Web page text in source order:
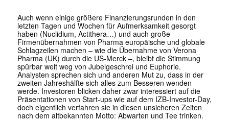
Auch wenn einige größere Finanzierungsrunden in den
letzten Tagen und Wochen für Aufmerksamkeit gesorgt
haben (Nuclidium, Actithera…) und auch große
Firmenübernahmen von Pharma europäische und globale
Schlagzeilen machen – wie die Übernahme von Verona
Pharma (UK) durch die US-Merck –, bleibt die Stimmung
spürbar weit weg von Jubelgeschrei und Euphorie.
Analysten sprechen sich und anderen Mut zu, dass in der
zweiten Jahreshälfte sich alles zum Besseren wenden
werde. Investoren blicken daher zwar interessiert auf die
Präsentationen von Start-ups wie auf dem IZB-Investor-Day,
doch eigentlich verfahren sie in diesen unsicheren Zeiten
nach dem altbekannten Motto: Abwarten und Tee trinken.